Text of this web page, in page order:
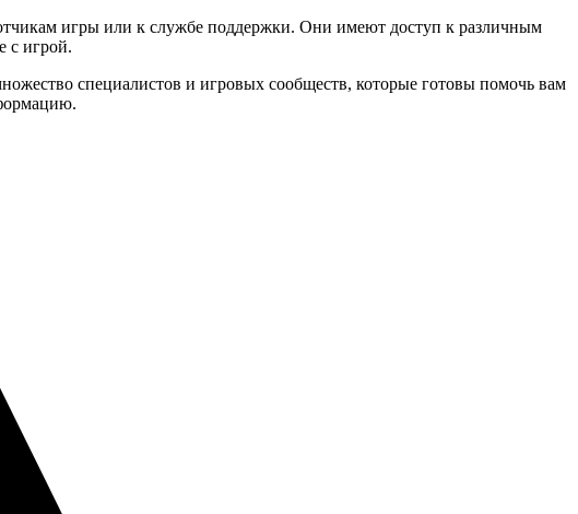
игры или к службе поддержки. Они имеют доступ к различным
с игрой.
специалистов и игровых сообществ, которые готовы помочь вам